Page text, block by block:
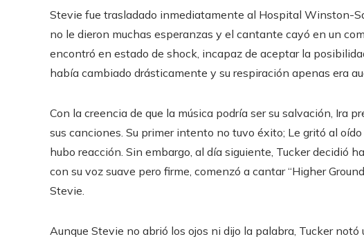
Stevie fue trasladado inmediatamente al Hospital Winston-
no le dieron muchas esperanzas y el cantante cayó en un
encontró en estado de shock, incapaz de aceptar la
había cambiado drásticamente y su respiración apenas era
Con la creencia de que la música podría ser su salvación, Ira
sus canciones. Su primer intento no tuvo éxito; Le gritó al
hubo reacción. Sin embargo, al día siguiente, Tucker decidió
con su voz suave pero firme, comenzó a cantar “Higher
Stevie.
Aunque Stevie no abrió los ojos ni dijo la palabra, Tucker